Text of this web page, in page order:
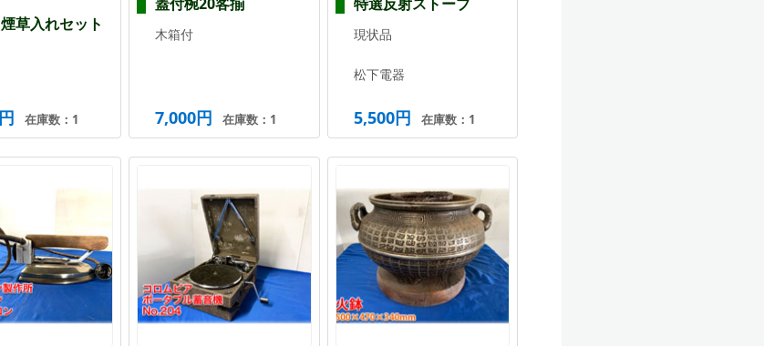
草入れセット
在庫数：1
木箱付
7,000円 在庫数：1
現状品
松下電器
5,500円 在庫数：1